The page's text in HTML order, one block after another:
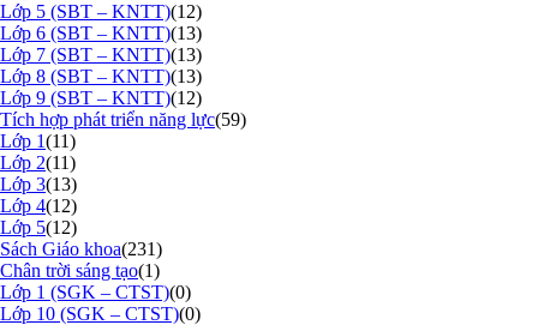
Lớp 5 (SBT – KNTT)(12)
Lớp 6 (SBT – KNTT)(13)
Lớp 7 (SBT – KNTT)(13)
Lớp 8 (SBT – KNTT)(13)
Lớp 9 (SBT – KNTT)(12)
Tích hợp phát triển năng lực(59)
Lớp 1(11)
Lớp 2(11)
Lớp 3(13)
Lớp 4(12)
Lớp 5(12)
Sách Giáo khoa(231)
Chân trời sáng tạo(1)
Lớp 1 (SGK – CTST)(0)
Lớp 10 (SGK – CTST)(0)